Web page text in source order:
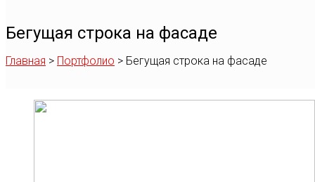
Бегущая строка на фасаде
Главная > Портфолио > Бегущая строка на фасаде